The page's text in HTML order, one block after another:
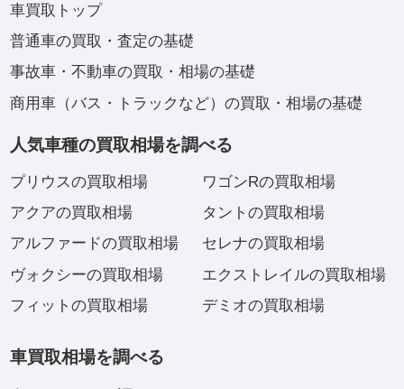
車買取トップ
普通車の買取・査定の基礎
事故車・不動車の買取・相場の基礎
商用車（バス・トラックなど）の買取・相場の基礎
人気車種の買取相場を調べる
プリウスの買取相場
アクアの買取相場
アルファードの買取相場
ヴォクシーの買取相場
フィットの買取相場
ワゴンRの買取相場
タントの買取相場
セレナの買取相場
エクストレイルの買取相場
デミオの買取相場
車買取相場を調べる